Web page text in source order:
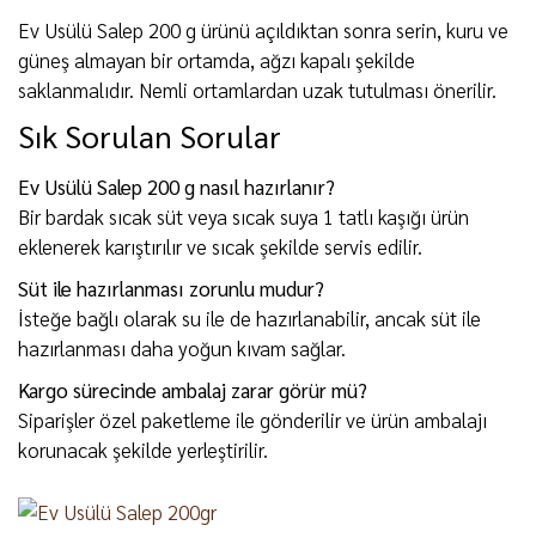
Ev Usülü Salep 200 g ürünü açıldıktan sonra serin, kuru ve
güneş almayan bir ortamda, ağzı kapalı şekilde
saklanmalıdır. Nemli ortamlardan uzak tutulması önerilir.
Sık Sorulan Sorular
Ev Usülü Salep 200 g nasıl hazırlanır?
Bir bardak sıcak süt veya sıcak suya 1 tatlı kaşığı ürün
eklenerek karıştırılır ve sıcak şekilde servis edilir.
Süt ile hazırlanması zorunlu mudur?
İsteğe bağlı olarak su ile de hazırlanabilir, ancak süt ile
hazırlanması daha yoğun kıvam sağlar.
Kargo sürecinde ambalaj zarar görür mü?
Siparişler özel paketleme ile gönderilir ve ürün ambalajı
korunacak şekilde yerleştirilir.